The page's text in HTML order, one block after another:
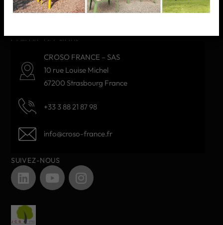
NOS PRODUITS
CONTACTEZ-NOUS
CROSO FRANCE – SAS
10 rue Louise Michel
67200 Strasbourg France
+33 3 88 21 87 98
info@croso-france.fr
SUIVEZ-NOUS